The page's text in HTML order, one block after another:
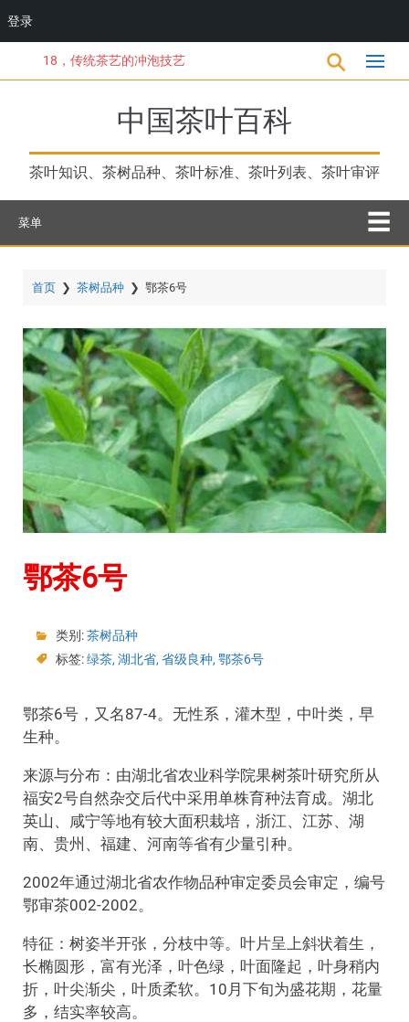
到
18，传统茶艺的冲泡技艺
中国茶叶百科
茶叶知识、茶树品种、茶叶标准、茶叶列表、茶叶审评
菜单
首页 ❯ 茶树品种 ❯ 鄂茶6号
鄂茶6号
类别:茶树品种
标签:绿茶, 湖北省, 省级良种, 鄂茶6号
鄂茶6号，又名87-4。无性系，灌木型，中叶类，早
生种。
来源与分布：由湖北省农业科学院果树茶叶研究所从
福安2号自然杂交后代中采用单株育种法育成。湖北
英山、咸宁等地有较大面积栽培，浙江、江苏、湖
南、贵州、福建、河南等省有少量引种。
2002年通过湖北省农作物品种审定委员会审定，编号
鄂审茶002-2002。
特征：树姿半开张，分枝中等。叶片呈上斜状着生，
长椭圆形，富有光泽，叶色绿，叶面隆起，叶身稍内
折，叶尖渐尖，叶质柔软。10月下旬为盛花期，花量
多，结实率较高。
登录